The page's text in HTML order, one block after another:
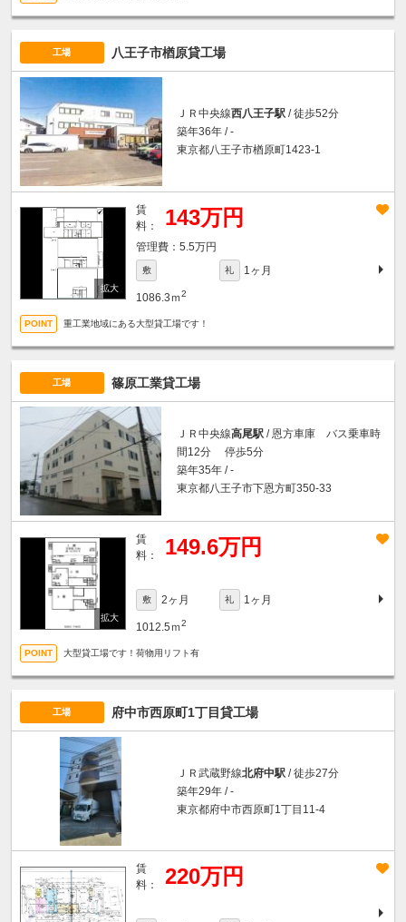
工場 八王子市楢原貸工場
ＪＲ中央線西八王子駅 / 徒歩52分
築年36年 / -
東京都八王子市楢原町1423-1
賃
料：
143万円
5.5万円
敷 礼 1ヶ月
1086.3ｍ2
重工業地域にある大型貸工場です！
工場 篠原工業貸工場
ＪＲ中央線高尾駅 / 恩方車庫 バス乗車時
間12分 停歩5分
築年35年 / -
東京都八王子市下恩方町350-33
賃
料：
149.6万円
敷 2ヶ月 礼 1ヶ月
1012.5ｍ2
大型貸工場です！荷物用リフト有
工場 府中市西原町1丁目貸工場
ＪＲ武蔵野線北府中駅 / 徒歩27分
築年29年 / -
東京都府中市西原町1丁目11-4
賃
料：
220万円